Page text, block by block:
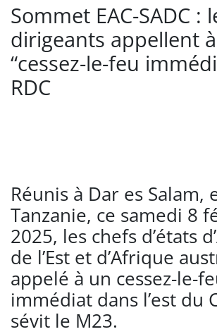
Sommet EAC-SADC :
dirigeants appellent
“cessez-le-feu
RDC
Réunis à Dar es Salam,
Tanzanie, ce samedi 8
2025, les chefs d’états
de l’Est et d’Afrique
appelé à un cessez-le-
immédiat dans l’est du
sévit le M23.